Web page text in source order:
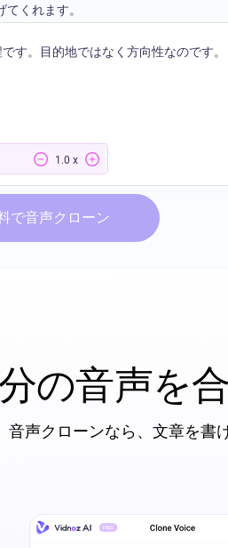
くれます。
1.0 x
で音声クローン
の音声を
声クローンなら、文章を書